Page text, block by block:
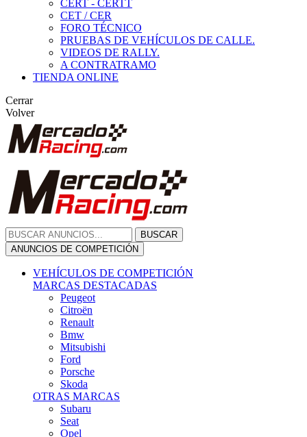
CERT - CERTT
CET / CER
FORO TÉCNICO
PRUEBAS DE VEHÍCULOS DE CALLE.
VIDEOS DE RALLY.
A CONTRATRAMO
TIENDA ONLINE
Cerrar
Volver
BUSCAR
ANUNCIOS DE COMPETICIÓN
VEHÍCULOS DE COMPETICIÓN
MARCAS DESTACADAS
Peugeot
Citroën
Renault
Bmw
Mitsubishi
Ford
Porsche
Skoda
OTRAS MARCAS
Subaru
Seat
Opel